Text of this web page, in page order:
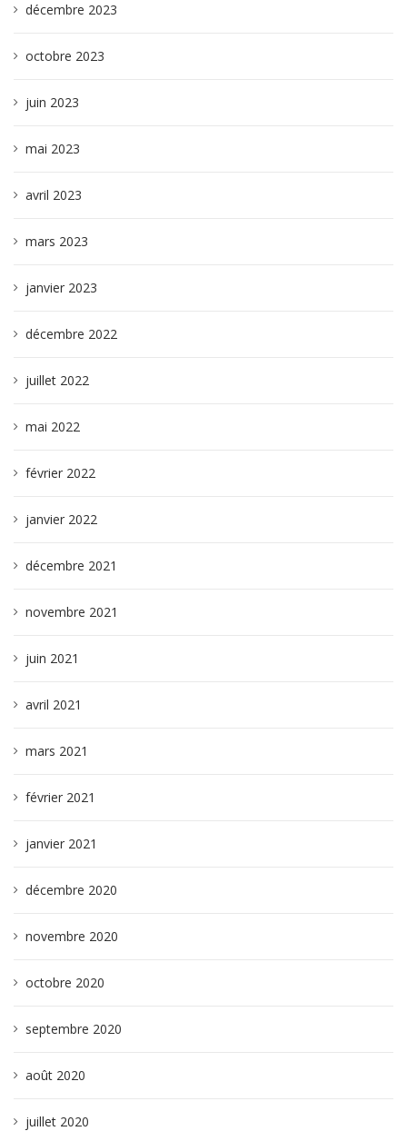
décembre 2023
octobre 2023
juin 2023
mai 2023
avril 2023
mars 2023
janvier 2023
décembre 2022
juillet 2022
mai 2022
février 2022
janvier 2022
décembre 2021
novembre 2021
juin 2021
avril 2021
mars 2021
février 2021
janvier 2021
décembre 2020
novembre 2020
octobre 2020
septembre 2020
août 2020
juillet 2020